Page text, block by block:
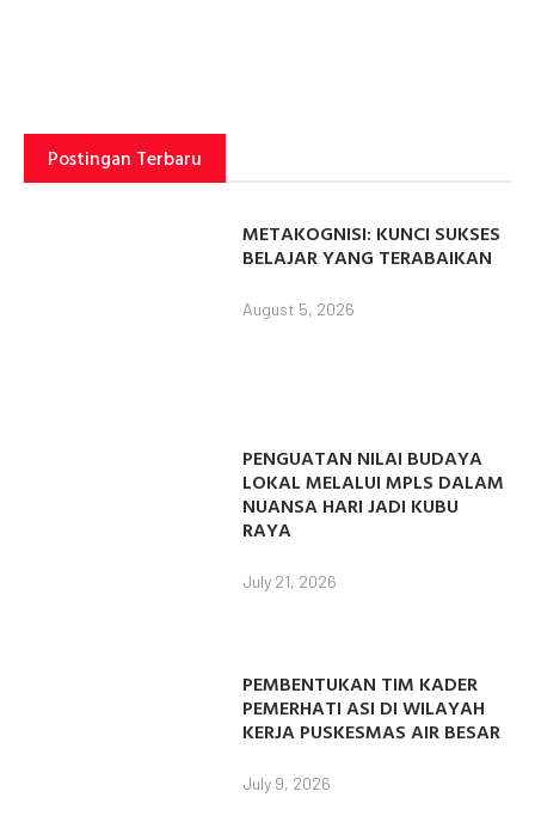
Postingan Terbaru
METAKOGNISI: KUNCI SUKSES
BELAJAR YANG TERABAIKAN
August 5, 2026
PENGUATAN NILAI BUDAYA
LOKAL MELALUI MPLS DALAM
NUANSA HARI JADI KUBU
RAYA
July 21, 2026
PEMBENTUKAN TIM KADER
PEMERHATI ASI DI WILAYAH
KERJA PUSKESMAS AIR BESAR
July 9, 2026